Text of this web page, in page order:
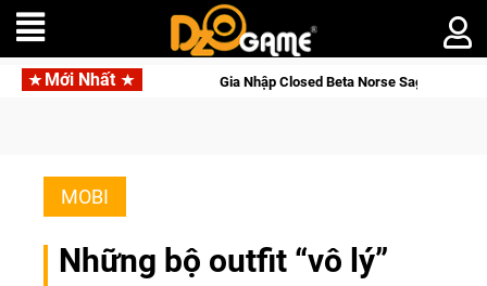
Mới Nhất
Closed Beta Norse Saga: Cửu Giới Thức Tỉnh, Săn DJI Osmo Pocket 3
MOBI
Những bộ outfit “vô lý”